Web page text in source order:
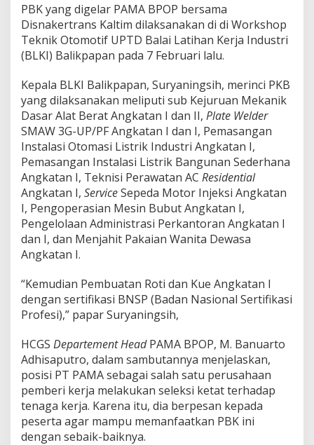
PBK yang digelar PAMA BPOP bersama
Disnakertrans Kaltim dilaksanakan di di Workshop
Teknik Otomotif UPTD Balai Latihan Kerja Industri
(BLKI) Balikpapan pada 7 Februari lalu.
Kepala BLKI Balikpapan, Suryaningsih, merinci PKB
yang dilaksanakan meliputi sub Kejuruan Mekanik
Dasar Alat Berat Angkatan I dan II, Plate Welder
SMAW 3G-UP/PF Angkatan I dan I, Pemasangan
Instalasi Otomasi Listrik Industri Angkatan I,
Pemasangan Instalasi Listrik Bangunan Sederhana
Angkatan I, Teknisi Perawatan AC Residential
Angkatan I, ServiceSepeda Motor Injeksi Angkatan
I, Pengoperasian Mesin Bubut Angkatan I,
Pengelolaan Administrasi Perkantoran Angkatan I
dan I, dan Menjahit Pakaian Wanita Dewasa
Angkatan I.
“Kemudian Pembuatan Roti dan Kue Angkatan I
dengan sertifikasi BNSP (Badan Nasional Sertifikasi
Profesi),” papar Suryaningsih,
HCGS Departement HeadPAMA BPOP, M. Banuarto
Adhisaputro, dalam sambutannya menjelaskan,
posisi PT PAMA sebagai salah satu perusahaan
pemberi kerja melakukan seleksi ketat terhadap
tenaga kerja. Karena itu, dia berpesan kepada
peserta agar mampu memanfaatkan PBK ini
dengan sebaik-baiknya.